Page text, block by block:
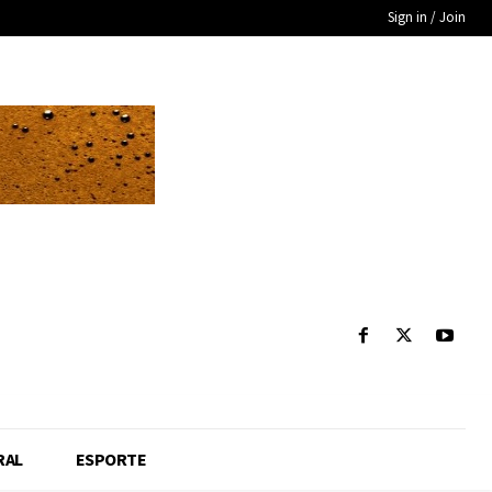
Sign in / Join
ESPORTE